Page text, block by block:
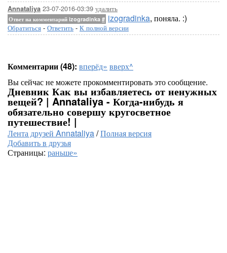
Annataliya 23-07-2016-03:39 удалить
Ответ на комментарий izogradinka # izogradinka, поняла. :)
Обратиться - Ответить - К полной версии
Комментарии (48): вперёд» вверх^
Вы сейчас не можете прокомментировать это сообщение.
Дневник Как вы избавляетесь от ненужных
вещей? | Annataliya - Когда-нибудь я
обязательно совершу кругосветное
путешествие! |
Лента друзей Annataliya/Полная версия
Добавить в друзья
Страницы: раньше»